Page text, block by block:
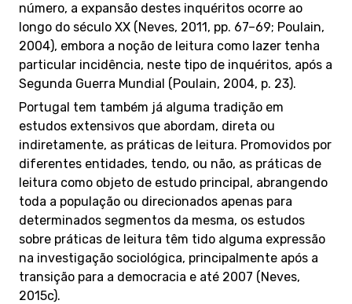
número, a expansão destes inquéritos ocorre ao
longo do século XX (Neves, 2011, pp. 67–69; Poulain,
2004), embora a noção de leitura como lazer tenha
particular incidência, neste tipo de inquéritos, após a
Segunda Guerra Mundial (Poulain, 2004, p. 23).
Portugal tem também já alguma tradição em
estudos extensivos que abordam, direta ou
indiretamente, as práticas de leitura. Promovidos por
diferentes entidades, tendo, ou não, as práticas de
leitura como objeto de estudo principal, abrangendo
toda a população ou direcionados apenas para
determinados segmentos da mesma, os estudos
sobre práticas de leitura têm tido alguma expressão
na investigação sociológica, principalmente após a
transição para a democracia e até 2007 (Neves,
2015c).